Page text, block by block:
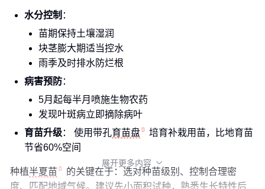
水分控制 ：
苗期保持土壤湿润
块茎膨大期适当控水
雨季及时排水防烂根
病害预防：
5月起每半月喷施生物农药
发现叶斑病立即摘除病叶
育苗升级： 使用带孔育苗盘
培育补栽用苗，比地育苗
节省60%空间
种植半夏苗
的关键在于：选对种苗级别、控制合理密
度、匹配地域气候。建议先小面积试种，熟悉生长特性后
展开更多内容 